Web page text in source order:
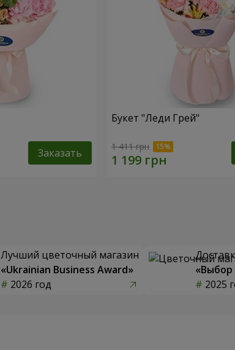
Заказать
Букет "Леди Грей"
1 411 грн
Лучший цветочный магазин
«Ukrainian Business Award»
2026 год
«Выбор
2025